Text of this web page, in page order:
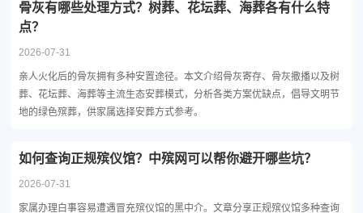
骨灰有哪些处理方式？树葬、花坛葬、海葬各有什么特
点？
2026-07-31
亲人火化后的骨灰拥有多种安置途径。本文介绍骨灰寄存、骨灰撒播以及树
葬、花坛葬、海葬等主流生态安葬模式，分析各类方案优缺点，倡导文明节
地的绿色殡葬，供家属选择安葬方式参考。
如何查询正规殡仪馆？中殡网可以帮你避开哪些坑？
2026-07-31
家属办理白事容易遭遇冒充殡仪馆的黑中介。文章分享正规殡仪馆多种查询